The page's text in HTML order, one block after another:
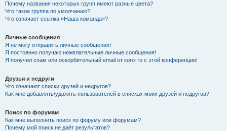
Почему названия некоторых групп имеют разные цвета?
Что такое группа по умолчанию?
Что означает ссылка «Наша команда»?
Личные сообщения
Я не могу отправить личные сообщения!
Я постоянно получаю нежелательные личные сообщения!
Я получил спам или оскорбительный email от кого-то с этой конференции!
Друзья и недруги
Что означают списки друзей и недругов?
Как мне добавлять/удалять пользователей в списках моих друзей и недругов?
Поиск по форумам
Как мне выполнить поиск по форуму или форумам?
Почему мой поиск не даёт результатов?